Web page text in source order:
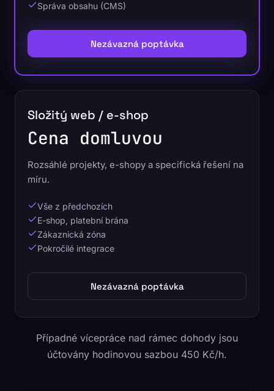
Správa obsahu (CMS)
Nezávazná poptávka
Složitý web / e-shop
Cena domluvou
Rozsáhlé projekty, e-shopy a specifická řešení na
míru.
Vše z předchozích
E-shop, platební brána
Zákaznická zóna
Pokročilé integrace
Nezávazná poptávka
Případné vícepráce nad rámec dohody jsou
účtovány hodinovou sazbou 450 Kč/h.